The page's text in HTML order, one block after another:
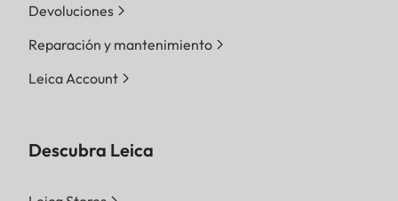
Devoluciones
Reparación y mantenimiento
Leica Account
Descubra Leica